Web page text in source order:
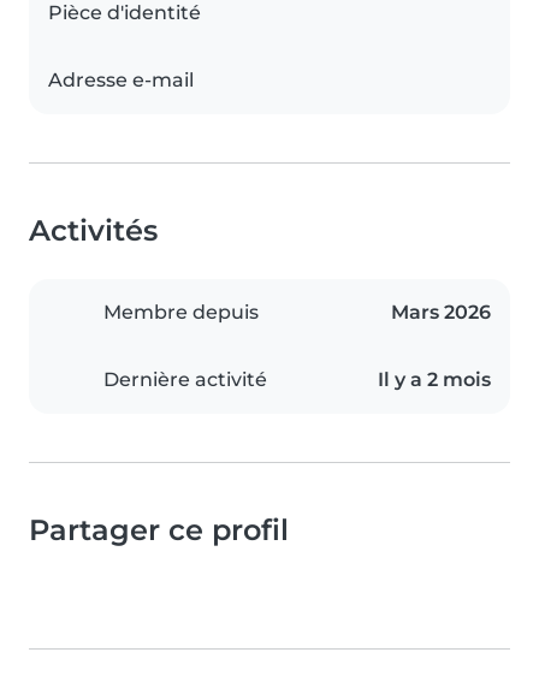
Pièce d'identité
Adresse e-mail
Activités
Membre depuis Mars 2026
Dernière activité Il y a 2 mois
Partager ce profil